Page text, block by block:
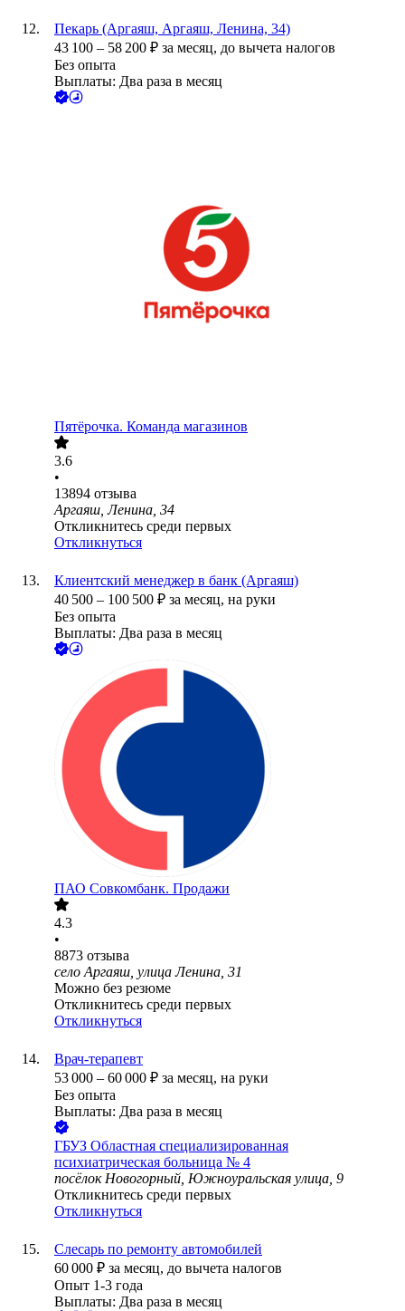
Пекарь (Аргаяш, Аргаяш, Ленина, 34)
43 100 – 58 200 ₽ за месяц, до вычета налогов
Без опыта
Выплаты: Два раза в месяц
Пятёрочка. Команда магазинов
3.6
•
13894 отзыва
Аргаяш, Ленина, 34
Откликнитесь среди первых
Откликнуться
Клиентский менеджер в банк (Аргаяш)
40 500 – 100 500 ₽ за месяц, на руки
Без опыта
Выплаты: Два раза в месяц
ПАО Совкомбанк. Продажи
4.3
•
8873 отзыва
село Аргаяш, улица Ленина, 31
Можно без резюме
Откликнитесь среди первых
Откликнуться
Врач-терапевт
53 000 – 60 000 ₽ за месяц, на руки
Без опыта
Выплаты: Два раза в месяц
ГБУЗ Областная специализированная
психиатрическая больница № 4
посёлок Новогорный, Южноуральская улица, 9
Откликнитесь среди первых
Откликнуться
Слесарь по ремонту автомобилей
60 000 ₽ за месяц, до вычета налогов
Опыт 1-3 года
Выплаты: Два раза в месяц